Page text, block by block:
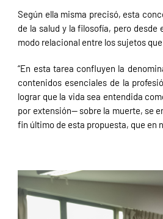
Según ella misma precisó, esta
de la salud y la filosofía, pero
modo relacional entre los sujetos
“En esta tarea confluyen la
contenidos esenciales de la
lograr que la vida sea entendida
por extensión— sobre la muerte, se
fin último de esta propuesta, que en